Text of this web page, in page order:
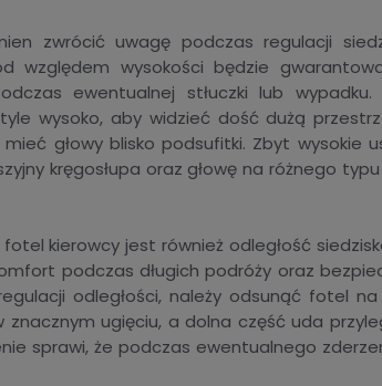
zwrócić uwagę podczas regulacji
względem wysokości będzie
ewentualnej stłuczki lub wypadku.
wysoko, aby widzieć dość dużą
głowy blisko podsufitki. Zbyt wysokie
kręgosłupa oraz głowę na różnego
kierowcy jest również odległość
podczas długich podróży oraz
odległości, należy odsunąć fotel
ugięciu, a dolna część uda
sprawi, że podczas ewentualnego